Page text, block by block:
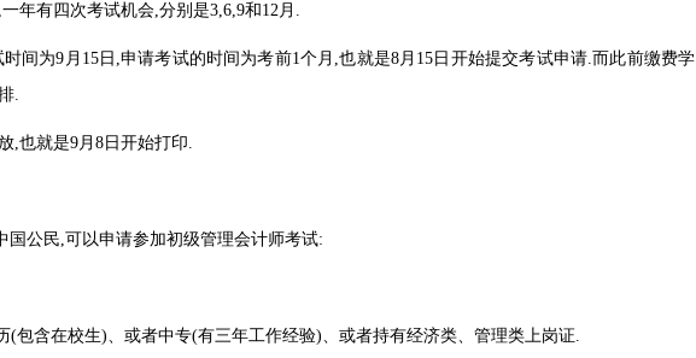
年有四次考试机会,分别是3,6,9和12月.
间为9月15日,申请考试的时间为考前1个月,也就是8月15日开始提交考试申请.而此前缴费学
.
,也就是9月8日开始打印.
国公民,可以申请参加初级管理会计师考试:
(包含在校生)、或者中专(有三年工作经验)、或者持有经济类、管理类上岗证.